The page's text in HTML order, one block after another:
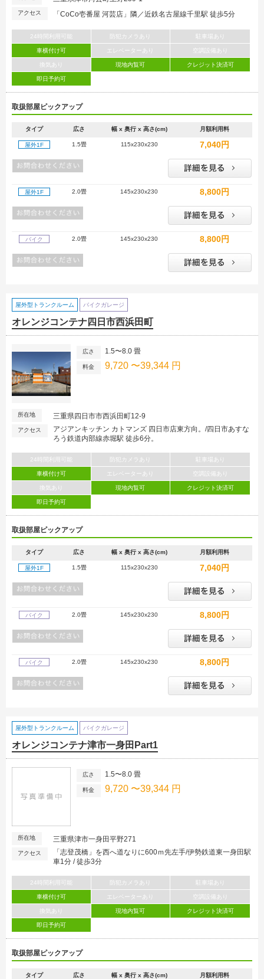
アクセス 「CoCo壱番屋 河芸店」隣／近鉄名古屋線千里駅 徒歩5分
24時間利用可能 防犯カメラあり 駐車場あり
車横付け可 エレベーターあり 空調設備あり
換気あり 現地内覧可 クレジット決済可
即日予約可
取扱部屋ピックアップ
タイプ 広さ 幅 x 奥行 x 高さ(cm) 月額利用料
屋外1F 1.5畳 115x230x230 7,040円
屋外1F 2.0畳 145x230x230 8,800円
バイク 2.0畳 145x230x230 8,800円
屋外型トランクルーム バイクガレージ
オレンジコンテナ四日市西浜田町
広さ 1.5〜8.0 畳
料金 9,720 〜39,344 円
所在地 三重県四日市市西浜田町12-9
アクセス
アジアンキッチン カトマンズ 四日市店東方向。/四日市あすな
ろう鉄道内部線赤堀駅 徒歩6分。
24時間利用可能 防犯カメラあり 駐車場あり
車横付け可 エレベーターあり 空調設備あり
換気あり 現地内覧可 クレジット決済可
即日予約可
取扱部屋ピックアップ
タイプ 広さ 幅 x 奥行 x 高さ(cm) 月額利用料
屋外1F 1.5畳 115x230x230 7,040円
バイク 2.0畳 145x230x230 8,800円
バイク 2.0畳 145x230x230 8,800円
屋外型トランクルーム バイクガレージ
オレンジコンテナ津市一身田Part1
広さ 1.5〜8.0 畳
料金 9,720 〜39,344 円
所在地 三重県津市一身田平野271
アクセス
「志登茂橋」を西へ道なりに600ｍ先左手/伊勢鉄道東一身田駅
車1分 / 徒歩3分
24時間利用可能 防犯カメラあり 駐車場あり
車横付け可 エレベーターあり 空調設備あり
換気あり 現地内覧可 クレジット決済可
即日予約可
取扱部屋ピックアップ
タイプ 広さ 幅 x 奥行 x 高さ(cm) 月額利用料